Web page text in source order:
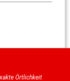
Örtlichkeit